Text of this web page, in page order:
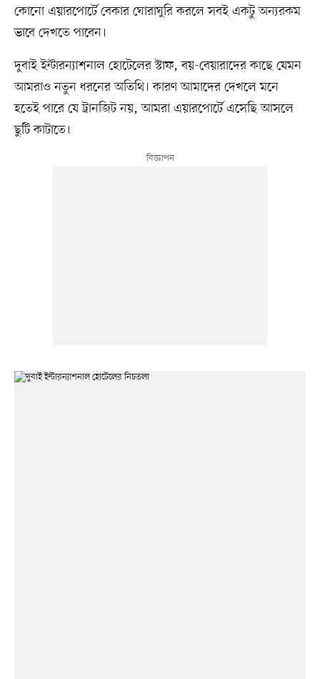
কোনো এয়ারপোর্টে বেকার ঘোরাঘুরি করলে সবই একটু অন্যরকম
ভাবে দেখতে পাবেন।
দুবাই ইন্টারন্যাশনাল হোটেলের স্টাফ, বয়-বেয়ারাদের কাছে যেমন
আমরাও নতুন ধরনের অতিথি। কারণ আমাদের দেখলে মনে
হতেই পারে যে ট্রানজিট নয়, আমরা এয়ারপোর্টে এসেছি আসলে
ছুটি কাটাতে।